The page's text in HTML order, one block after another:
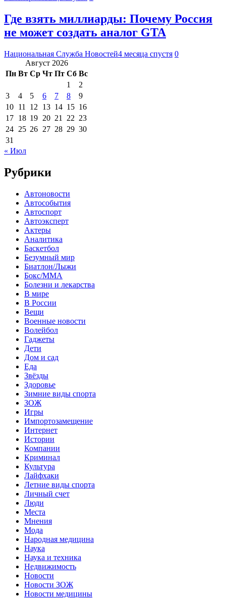
Где взять миллиарды: Почему Россия
не может создать аналог GTA
Национальная Служба Новостей4 месяца спустя 0
Август 2026
Пн Вт Ср Чт Пт Сб Вс
1
2
3
4 5 6 7 8
9
10 11 12 13 14 15 16
17 18 19 20 21 22 23
24 25 26 27 28 29 30
31
« Июл
Рубрики
Автоновости
Автособытия
Автоспорт
Автоэксперт
Актеры
Аналитика
Баскетбол
Безумный мир
Биатлон/Лыжи
Бокс/MMA
Болезни и лекарства
В мире
В России
Вещи
Военные новости
Волейбол
Гаджеты
Дети
Дом и сад
Еда
Звёзды
Здоровье
Зимние виды спорта
ЗОЖ
Игры
Импортозамещение
Интернет
Истории
Компании
Криминал
Культура
Лайфхаки
Летние виды спорта
Личный счет
Люди
Места
Мнения
Мода
Народная медицина
Наука
Наука и техника
Недвижимость
Новости
Новости ЗОЖ
Новости медицины